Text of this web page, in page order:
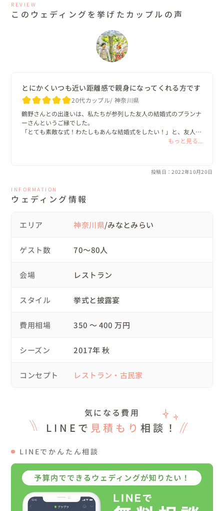
結婚式後もふたりは横浜に住んでいて…年賀状には新しい
笑顔でシアワセな毎日を♡
テーマ：横浜レトロウェディング
テーマカラー：赤・黄・青
モチーフ：紙風船
ーーーーーーーー
REVIEW
このウェディングを挙げたカップルの声
とにかくいつも近い距離感で親身になってくれる方です
20代カップル 神奈川県
鶴野さんとの出逢いは、私たちが参列した友人の結婚式のプランナ
ーさんというご縁でした。
「とても素敵な式！わたしもあんな結婚式をしたい！」と、友人に
話し、鶴野さんを紹介してもらってすぐに依頼をしました。
像、司会など、すべて私たちが漠然と描く理想や希望を、一緒に考
えながら具現化してくださり、当日は、すべてがパーフェクト！
理想以上の通りの、とてもアットホームな結婚式を行うことができ
ました！
「こんな楽しい結婚式は初めて！」
「ふたりらしい結婚式！」と言ってもらえ、「招待状が可愛くて、
うね」と正直に言ってくれて（笑）
上に家族が喜んでくれて、皆さんの前で想いをしっかり誓いあえた
ことも、結婚の実感がさらに湧きました。
出来上がった写真やDVDを見て、みんなが笑顔で見守ってくれて、
時には感激の涙を流している姿もあり、「結婚式をやってよかっ
当たり前ですが、最初は結婚式のことなんて何も分からなかった私
たち。
てもらうことができるオリジナルウェディングをお願いして本当に
よかった！一生に一度だからこそ自分たちの理想や思いを形にすべ
きだと今でも思います。
アイデアの引き出しや人脈をたくさん持っている鶴野さんのような
フリープランナーさんにお願いするのは、メリットだらけです♡
もっと見る...
投稿日：2022年10月20日
INFORMATION
ウェディング情報
エリア 神奈川県/みなとみらい
ゲスト数 70〜80人
会場 レストラン
スタイル 挙式と披露宴
費用相場 350 〜 400 万円
シーズン 2017年 秋
コンセプト レストラン・古民家
気になる費用
LINEで 見積もり 相談！
LINEでかんたん相談